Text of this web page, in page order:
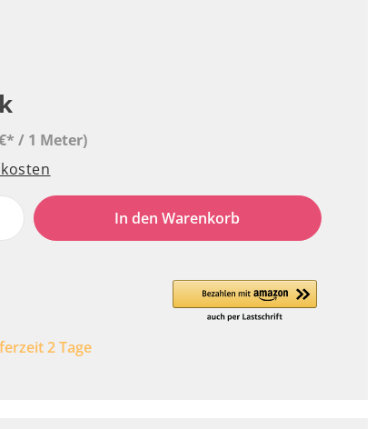
/ 1 Meter)
In den Warenkorb
2 Tage